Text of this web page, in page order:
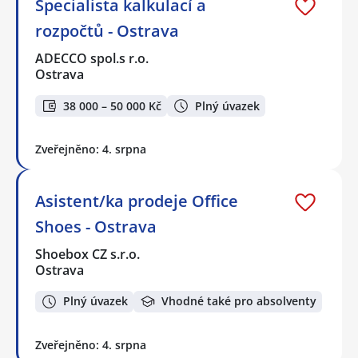
Specialista kalkulací a
rozpočtů - Ostrava
ADECCO spol.s r.o.
Ostrava
38 000 – 50 000 Kč Plný úvazek
Zveřejněno: 4. srpna
Asistent/ka prodeje Office
Shoes - Ostrava
Shoebox CZ s.r.o.
Ostrava
Plný úvazek Vhodné také pro absolventy
Zveřejněno: 4. srpna